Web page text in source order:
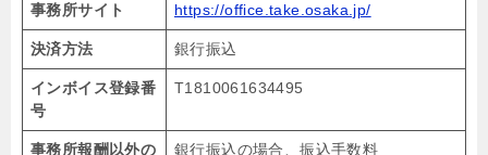
事務所サイト https://office.take.osaka.jp/
決済方法 銀行振込
インボイス登録番
号
T1810061634495
事務所報酬以外の
銀行振込の場合、振込手数料